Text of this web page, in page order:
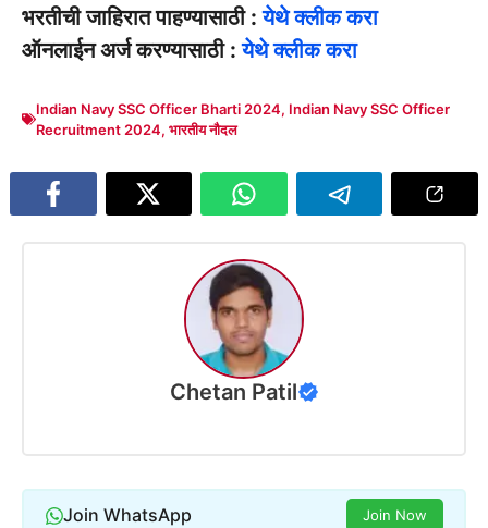
भरतीची जाहिरात पाहण्यासाठी :येथे क्लीक करा
ऑनलाईन अर्ज करण्यासाठी :येथे क्लीक करा
Indian Navy SSC Officer Bharti 2024, Indian Navy SSC Officer
Recruitment 2024, भारतीय नौदल
Chetan Patil
Join WhatsApp Join Now